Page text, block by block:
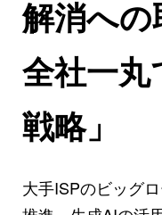
解消へ
全社一
戦略」
大手ISPのビッグ